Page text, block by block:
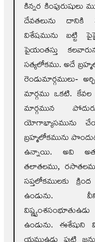
కిన్నర కింపురుషులు
దేవతలును
విశేషమును బట్టి
పైయంతస్తు
సత్యలోకము. అదే
రెండుమార్గములు-
మార్గము ఒకటి. కేవల
మార్గమున
యోగాభ్యాసమును
బ్రహ్మలోకమును
ఉన్నాయి. అవి
తలాతలము,
సప్తలోకములకు
ఉండును.
ఉండును. ఈశేషుని
యముఉడు పుట్టి